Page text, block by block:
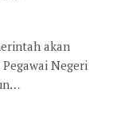
akan
Negeri